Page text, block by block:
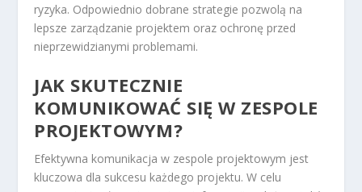
ryzyka. Odpowiednio dobrane strategie pozwolą na
lepsze zarządzanie projektem oraz ochronę przed
nieprzewidzianymi problemami.
JAK SKUTECZNIE
KOMUNIKOWAĆ SIĘ W ZESPOLE
PROJEKTOWYM?
Efektywna komunikacja w zespole projektowym jest
kluczowa dla sukcesu każdego projektu. W celu